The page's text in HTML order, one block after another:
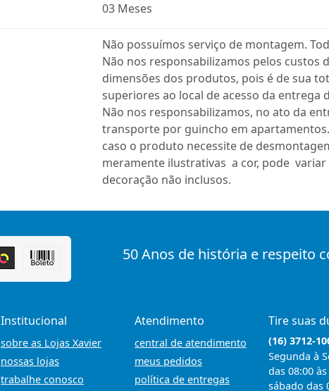
03 Meses
Não possuímos serviço de montagem.
Não nos responsabilizamos pelos custos
dimensões dos produtos, pois é de sua
superiores ao local de acesso da
Não nos responsabilizamos, no ato da
transporte por guincho em
caso o produto necessite de
meramente ilustrativas a cor, pode
decoração não inclusos.
50 Anos de história e respeito
Institucional
sobre as Lojas Xavier
nossas lojas
trabalhe conosco
Atendimento
central de atendimento
meus pedidos
política de entregas
Tire suas
(16) 3712-
Segunda à
das 08:00
sábado das